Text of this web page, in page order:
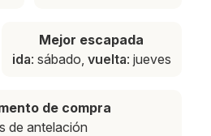
Mejor escapada
ida: sábado, vuelta: jueves
de compra
de antelación